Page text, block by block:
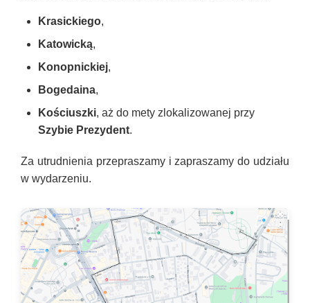
Krasickiego,
Katowicką,
Konopnickiej,
Bogedaina,
Kościuszki, aż do mety zlokalizowanej przy
Szybie Prezydent.
Za utrudnienia przepraszamy i zapraszamy do udziału
w wydarzeniu.